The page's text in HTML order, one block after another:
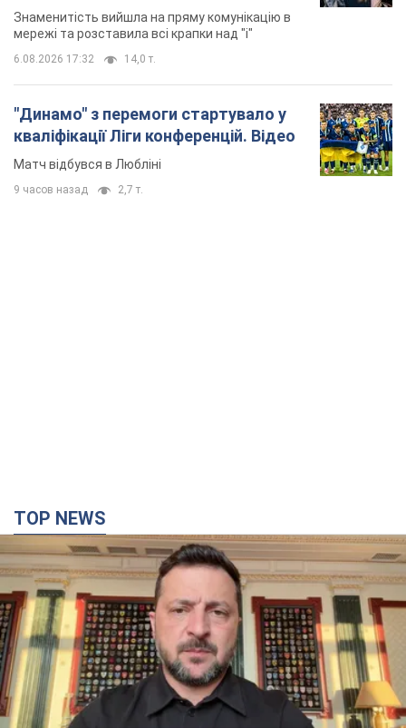
Знаменитість вийшла на пряму комунікацію в
мережі та розставила всі крапки над "і"
6.08.2026 17:32 14,0 т.
"Динамо" з перемоги стартувало у
кваліфікації Ліги конференцій. Відео
Матч відбувся в Любліні
9 часов назад 2,7 т.
TOP NEWS